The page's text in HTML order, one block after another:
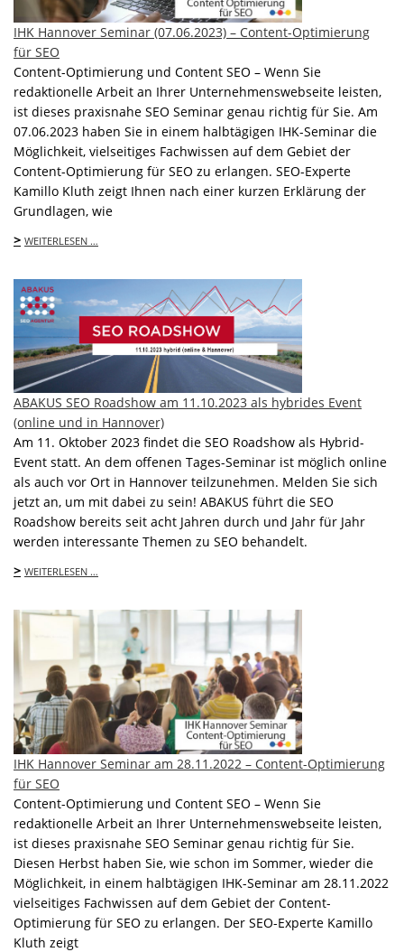
IHK Hannover Seminar (07.06.2023) – Content-Optimierung
für SEO
Content-Optimierung und Content SEO – Wenn Sie
redaktionelle Arbeit an Ihrer Unternehmenswebseite leisten,
ist dieses praxisnahe SEO Seminar genau richtig für Sie. Am
07.06.2023 haben Sie in einem halbtägigen IHK-Seminar die
Möglichkeit, vielseitiges Fachwissen auf dem Gebiet der
Content-Optimierung für SEO zu erlangen. SEO-Experte
Kamillo Kluth zeigt Ihnen nach einer kurzen Erklärung der
Grundlagen, wie
> WEITERLESEN …
ABAKUS SEO Roadshow am 11.10.2023 als hybrides Event
(online und in Hannover)
Am 11. Oktober 2023 findet die SEO Roadshow als Hybrid-
Event statt. An dem offenen Tages-Seminar ist möglich online
als auch vor Ort in Hannover teilzunehmen. Melden Sie sich
jetzt an, um mit dabei zu sein! ABAKUS führt die SEO
Roadshow bereits seit acht Jahren durch und Jahr für Jahr
werden interessante Themen zu SEO behandelt.
> WEITERLESEN …
IHK Hannover Seminar am 28.11.2022 – Content-Optimierung
für SEO
Content-Optimierung und Content SEO – Wenn Sie
redaktionelle Arbeit an Ihrer Unternehmenswebseite leisten,
ist dieses praxisnahe SEO Seminar genau richtig für Sie.
Diesen Herbst haben Sie, wie schon im Sommer, wieder die
Möglichkeit, in einem halbtägigen IHK-Seminar am 28.11.2022
vielseitiges Fachwissen auf dem Gebiet der Content-
Optimierung für SEO zu erlangen. Der SEO-Experte Kamillo
Kluth zeigt